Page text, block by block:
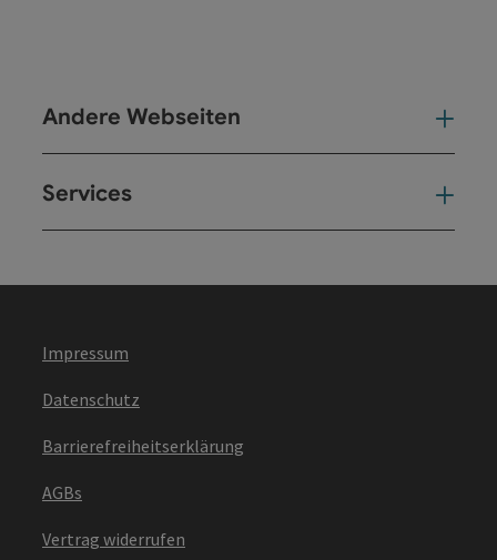
Andere Webseiten
Services
Impressum
Datenschutz
Barrierefreiheitserklärung
AGBs
Vertrag widerrufen